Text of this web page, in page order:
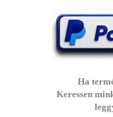
Ha
Keressen